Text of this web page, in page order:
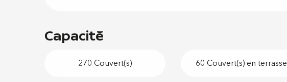
Capacité
270 Couvert(s) 60 Couvert(s) en terrasse